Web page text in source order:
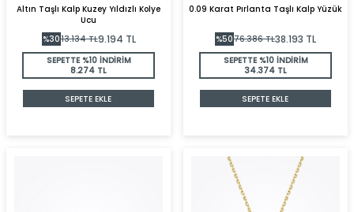
Altın Taşlı Kalp Kuzey Yıldızlı Kolye
Ucu
%3013.134TL9.194 TL
SEPETTE %10 İNDİRİM
8.274 TL
SEPETE EKLE
0.09 Karat Pırlanta Taşlı Kalp Yüzük
%5076.386TL38.193 TL
SEPETTE %10 İNDİRİM
34.374 TL
SEPETE EKLE